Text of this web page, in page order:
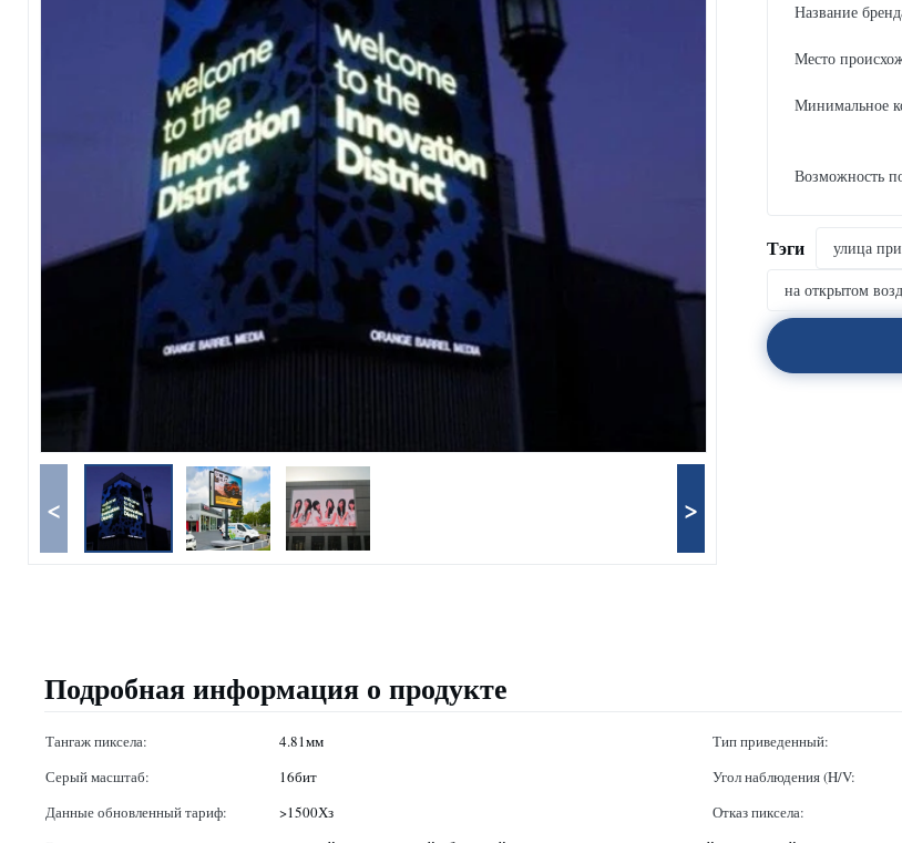
< >
Название
Место
Минимальное
Возможность
Тэги улица
на открытом
Подробная информация о продукте
Тангаж пиксела: 4.81мм Тип приведенный:
Серый масштаб:
16бит Угол наблюдения (H/V:
Данные обновленный тариф:
>1500Хз Отказ пиксела: